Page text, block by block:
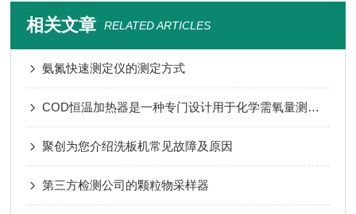
相关文章 RELATED ARTICLES
氨氮快速测定仪的测定方式
COD恒温加热器是一种专门设计用于化学需氧量测定的设备
聚创为您介绍洗板机常见故障及原因
第三方检测公司的颗粒物采样器